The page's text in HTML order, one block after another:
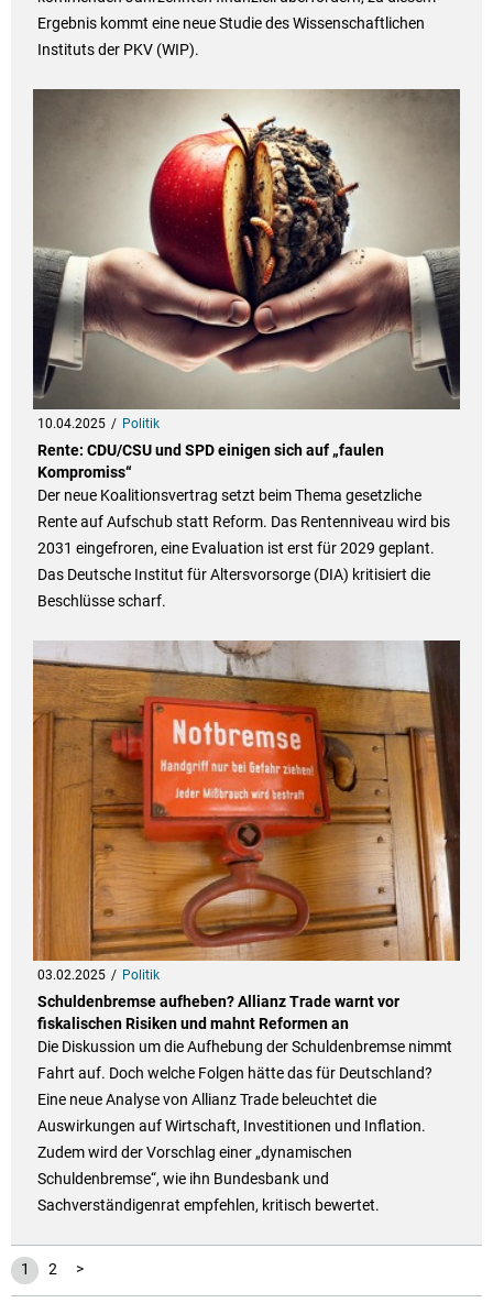
Ergebnis kommt eine neue Studie des Wissenschaftlichen
Instituts der PKV (WIP).
10.04.2025 Politik
Rente: CDU/CSU und SPD einigen sich auf „faulen
Kompromiss“
Der neue Koalitionsvertrag setzt beim Thema gesetzliche
Rente auf Aufschub statt Reform. Das Rentenniveau wird bis
2031 eingefroren, eine Evaluation ist erst für 2029 geplant.
Das Deutsche Institut für Altersvorsorge (DIA) kritisiert die
Beschlüsse scharf.
03.02.2025 Politik
Schuldenbremse aufheben? Allianz Trade warnt vor
fiskalischen Risiken und mahnt Reformen an
Die Diskussion um die Aufhebung der Schuldenbremse nimmt
Fahrt auf. Doch welche Folgen hätte das für Deutschland?
Eine neue Analyse von Allianz Trade beleuchtet die
Auswirkungen auf Wirtschaft, Investitionen und Inflation.
Zudem wird der Vorschlag einer „dynamischen
Schuldenbremse“, wie ihn Bundesbank und
Sachverständigenrat empfehlen, kritisch bewertet.
1 2 >